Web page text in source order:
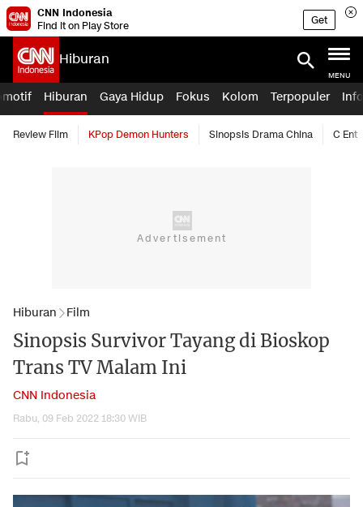
CNN Indonesia
Find it on Play Store
Get
Hiburan
MENU
Hiburan Gaya Hidup Fokus Kolom Terpopuler
Review Film KPop Demon Hunters Sinopsis Drama China C Ent
Hiburan Film
Sinopsis Survivor Tayang di Bioskop
Trans TV Malam Ini
CNN Indonesia
Rabu, 09 Feb 2022 18:30 WIB